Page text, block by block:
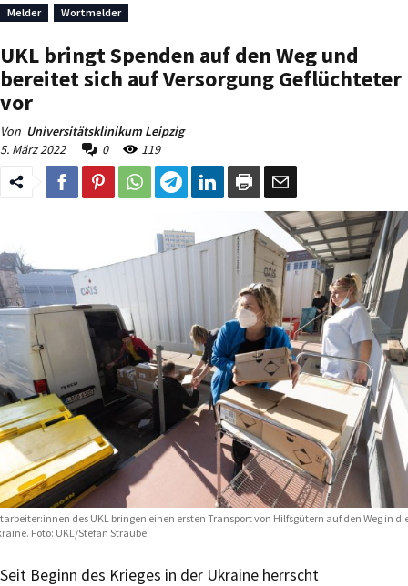
Melder Wortmelder
UKL bringt Spenden auf den Weg und
bereitet sich auf Versorgung Geflüchteter
vor
Von Universitätsklinikum Leipzig
5. März 2022
0 119
des UKL bringen einen ersten Transport von Hilfsgütern auf den Weg in
Foto: UKL/Stefan Straube
Seit Beginn des Krieges in der Ukraine herrscht